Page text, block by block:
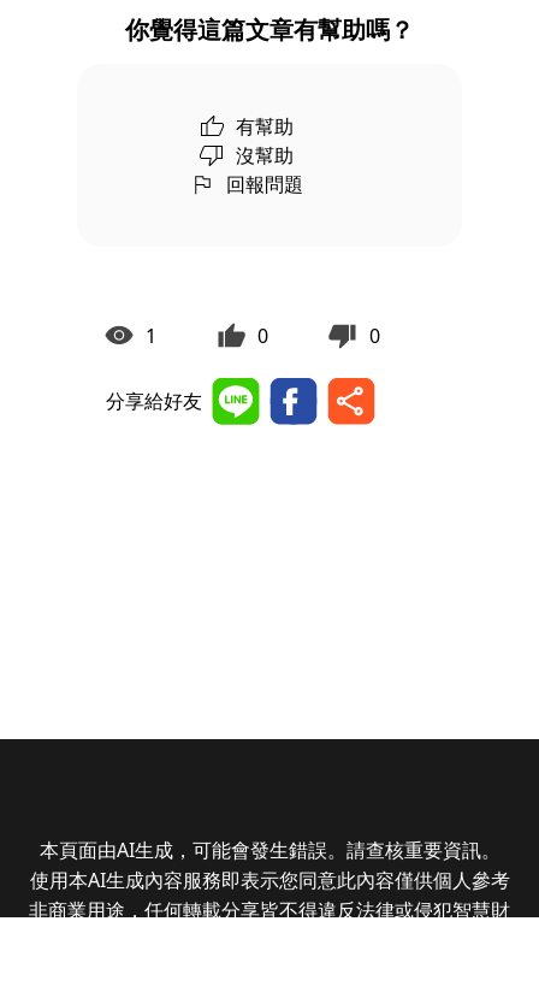
你覺得這篇文章有幫助嗎？
有幫助
沒幫助
回報問題
1 0 0
分享給好友
本頁面由AI生成，可能會發生錯誤。請查核重要資訊。
使用本AI生成內容服務即表示您同意此內容僅供個人參考
非商業用途，任何轉載分享皆不得違反法律或侵犯智慧財